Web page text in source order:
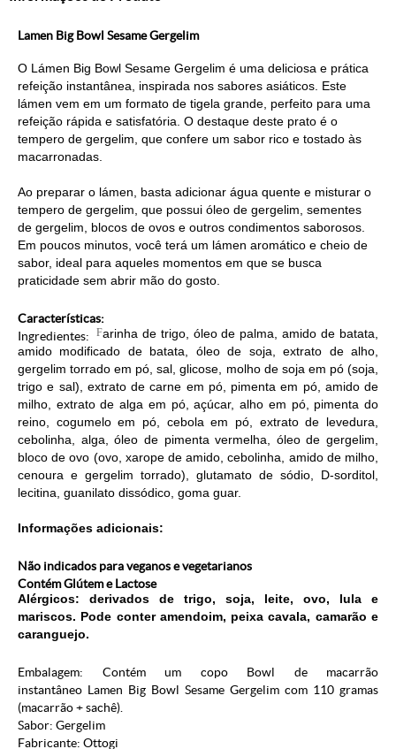
Lamen Big Bowl Sesame Gergelim
O Lámen Big Bowl Sesame Gergelim é uma deliciosa e prática
refeição instantânea, inspirada nos sabores asiáticos. Este
lámen vem em um formato de tigela grande, perfeito para uma
refeição rápida e satisfatória. O destaque deste prato é o
tempero de gergelim, que confere um sabor rico e tostado às
macarronadas.
Ao preparar o lámen, basta adicionar água quente e misturar o
tempero de gergelim, que possui óleo de gergelim, sementes
de gergelim, blocos de ovos e outros condimentos saborosos.
Em poucos minutos, você terá um lámen aromático e cheio de
sabor, ideal para aqueles momentos em que se busca
praticidade sem abrir mão do gosto.
Características:
Ingredientes:
Farinha de trigo, óleo de palma, amido de batata,
amido modificado de batata, óleo de soja, extrato de alho,
gergelim torrado em pó, sal, glicose, molho de soja em pó (soja,
trigo e sal), extrato de carne em pó, pimenta em pó, amido de
milho, extrato de alga em pó, açúcar, alho em pó, pimenta do
reino, cogumelo em pó, cebola em pó, extrato de levedura,
cebolinha, alga, óleo de pimenta vermelha, óleo de gergelim,
bloco de ovo (ovo, xarope de amido, cebolinha, amido de milho,
cenoura e gergelim torrado), glutamato de sódio, D-sorditol,
lecitina, guanilato dissódico, goma guar.
Informações adicionais:
Não indicados para veganos e vegetarianos
Contém Glútem e Lactose
Alérgicos:
derivados de trigo, soja, leite, ovo, lula e
mariscos. Pode conter amendoim, peixa cavala, camarão e
caranguejo.
Embalagem: Contém um copo Bowl de macarrão
instantâneo Lamen Big Bowl Sesame Gergelim com 110 gramas
(macarrão + sachê).
Sabor: Gergelim
Fabricante: Ottogi